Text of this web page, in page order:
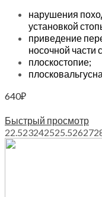
нарушения
установкой
приведение
носочной части
плоскостопие;
640₽
Быстрый просмотр
22.523242525.52627